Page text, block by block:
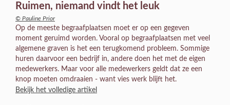
Ruimen, niemand vindt het leuk
© Pauline Prior
Op de meeste begraafplaatsen moet er op een gegeven
moment geruimd worden. Vooral op begraafplaatsen met veel
algemene graven is het een terugkomend probleem. Sommige
huren daarvoor een bedrijf in, andere doen het met de eigen
medewerkers. Maar voor alle medewerkers geldt dat ze een
knop moeten omdraaien - want vies werk blijft het.
Bekijk het volledige artikel